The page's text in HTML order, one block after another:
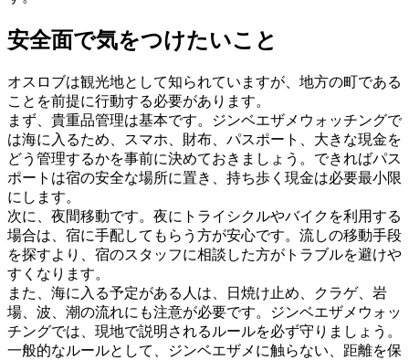
安全面で気をつけたいこと
オスロブは観光地として知られていますが、地方の町である
ことを前提に行動する必要があります。
まず、貴重品管理は基本です。ジンベエザメウォッチングで
は海に入るため、スマホ、財布、パスポート、大きな現金を
どう管理するかを事前に決めておきましょう。できればパス
ポートは宿の安全な場所に置き、持ち歩く現金は必要最小限
にします。
次に、夜間移動です。夜にトライシクルやバイクを利用する
場合は、宿に手配してもらう方が安心です。流しの移動手段
を探すより、宿のスタッフに相談した方がトラブルを避けや
すくなります。
また、海に入る予定がある人は、日焼け止め、クラゲ、岩
場、波、潮の流れにも注意が必要です。ジンベエザメウォッ
チングでは、現地で説明されるルールを必ず守りましょう。
一般的なルールとして、ジンベエザメに触らない、距離を保